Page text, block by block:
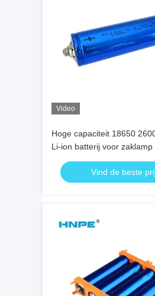
Video
Hoge capaciteit 18650
Li-ion batterij voor zaklamp
55°C Laadmethode CC/CV
Vind de beste